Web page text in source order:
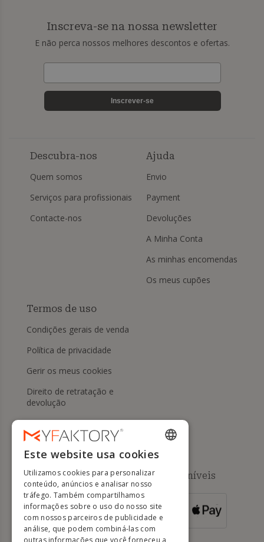
Inscreva-se na nossa newsletter
E não perca nossos melhores descontos e ofertas.
Inscrever-se
Descubra-nos
Quem somos
Serviços para profissionais
Contacte-nos
Ajuda
Envio
Payment
Devoluções
A Minha Conta
As minhas encomendas
Os meus cupões
Termos de uso
Condições gerais de venda
Política de privacidade
Gerir os meus cookies
Direito de retratação e
devolução
Ajuda
Métodos de pagamento disponíveis
PARA
ENCOMENDAS
SUPERIORES A
500 EUROS
ENGLISH
FRENCH
DUTCH
GERMAN
ITALIAN
Este website usa cookies
Utilizamos cookies para personalizar
conteúdo, anúncios e analisar nosso
tráfego. Também compartilhamos
informações sobre o uso do nosso site
com nossos parceiros de publicidade e
análise, que podem combiná-las com
outras informações que você forneceu a